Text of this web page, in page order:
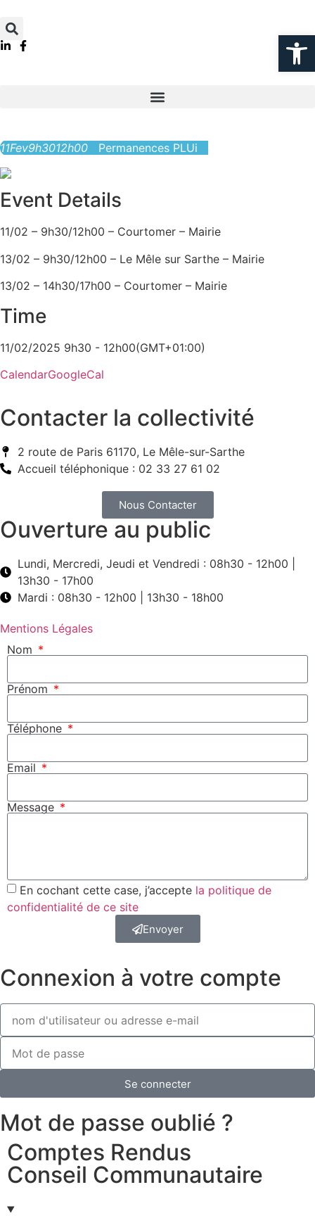
11Fev9h3012h00 Permanences PLUi
Event Details
11/02 – 9h30/12h00 – Courtomer – Mairie
13/02 – 9h30/12h00 – Le Mêle sur Sarthe – Mairie
13/02 – 14h30/17h00 – Courtomer – Mairie
Time
11/02/2025 9h30 - 12h00(GMT+01:00)
CalendarGoogleCal
Contacter la collectivité
2 route de Paris 61170, Le Mêle-sur-Sarthe
Accueil téléphonique : 02 33 27 61 02
Nous Contacter
Ouverture au public
Lundi, Mercredi, Jeudi et Vendredi : 08h30 - 12h00 |
13h30 - 17h00
Mardi : 08h30 - 12h00 | 13h30 - 18h00
Mentions Légales
Nom
Prénom
Téléphone
Email
Message
En cochant cette case, j’accepte la politique de
confidentialité de ce site
Envoyer
Connexion à votre compte
Se connecter
Mot de passe oublié ?
Comptes Rendus
Conseil Communautaire
Ouvrir